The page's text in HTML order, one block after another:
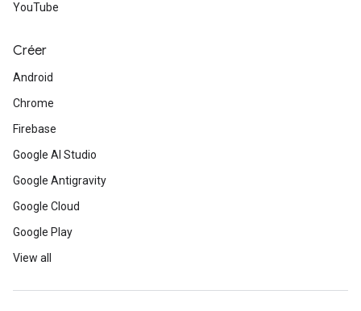
YouTube
Créer
Android
Chrome
Firebase
Google AI Studio
Google Antigravity
Google Cloud
Google Play
View all